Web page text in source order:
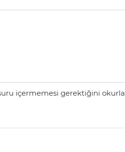
içermemesi gerektiğini